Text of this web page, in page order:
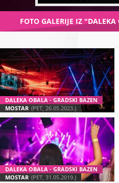
FOTO GALERIJE IZ
DALEKA OBALA - GRADSKI BAZEN
MOSTAR (PET, 26.05.2023.)
DALEKA OBALA - GRADSKI BAZEN
MOSTAR (PET, 31.05.2019.)